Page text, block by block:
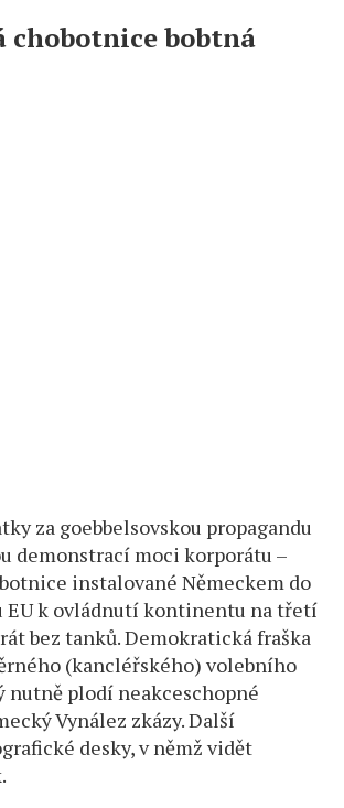
chobotnice bobtná
za goebbelsovskou propagandu
demonstrací moci korporátu –
instalované Německem do
EU k ovládnutí kontinentu na třetí
bez tanků. Demokratická fraška
(kancléřského) volebního
nutně plodí neakceschopné
Vynález zkázy. Další
desky, v němž vidět